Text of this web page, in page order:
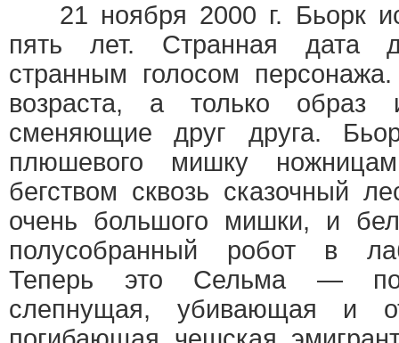
21 ноября 2000 г. Бьорк
пять лет. Странная дата
странным голосом
возраста, а только образ
сменяющие друг друга.
плюшевого мишку
бегством сквозь сказочный
очень большого мишки, и
полусобранный робот в
Теперь это Сельма —
слепнущая, убивающая и